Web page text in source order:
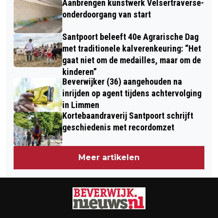
THE DAYS BEFORE
Aanbrengen kunstwerk Velsertraverse-
onderdoorgang van start
Santpoort beleeft 40e Agrarische Dag
met traditionele kalverenkeuring: “Het
gaat niet om de medailles, maar om de
kinderen”
Beverwijker (36) aangehouden na
inrijden op agent tijdens achtervolging
in Limmen
Kortebaandraverij Santpoort schrijft
geschiedenis met recordomzet
Meer artikelen